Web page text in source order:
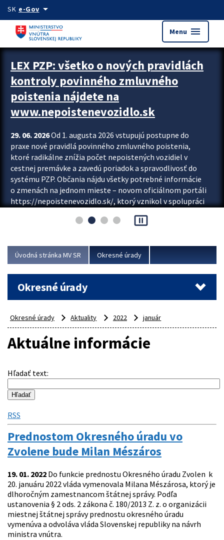
Preskocit na hlavný obsah
SK e-Govarrow_drop_down
Menu menu
Zastavit automatický posun upútavok
LEX PZP: všetko o nových pravidlách
kontroly povinného zmluvného
poistenia nájdete na
www.nepoistenevozidlo.sk
29. 06. 2026Od 1. augusta 2026 vstupujú postupne do
praxe nové pravidlá povinného zmluvného poistenia,
ktoré radikálne znížia počet nepoistených vozidiel v
cestnej premávke a zavedú poriadok a spravodlivosť do
systému PZP. Občania nájdu všetky potrebné informácie
o zmenách na jednom mieste – novom oficiálnom portáli
https://nepoistenevozidlo.sk/, ktorý vznikol v spolupráci
asociácie poisťovní (SLASPO) a Ministerstva vnútra SR.
Viac
pause_presentation
Úvodná stránka MV SR Okresné úrady
Okresné úrady
Okresné úrady Aktuality 2022 január
Aktuálne informácie
Hľadať text:
RSS
Prednostom Okresného úradu vo
Zvolene bude Milan Mészáros
19. 01. 2022 Do funkcie prednostu Okresného úradu Zvolen k
20. januáru 2022 vláda vymenovala Milana Mészárosa, ktorý je
dlhoročným zamestnancom štátnej správy. Podľa
ustanovenia § 2 ods. 2 zákona č. 180/2013 Z. z. o organizácii
miestnej štátnej správy prednostu okresného úradu
vymenúva a odvoláva vláda Slovenskej republiky na návrh
ministra vnútra.